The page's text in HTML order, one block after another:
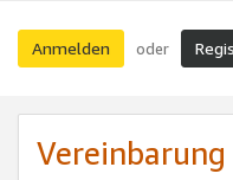
Anmelden oder